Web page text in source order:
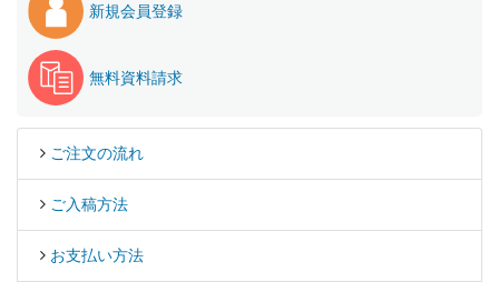
新規会員登録
無料資料請求
ご注文の流れ
ご入稿方法
お支払い方法